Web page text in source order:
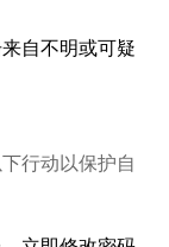
自不明或可疑
行动以保护自